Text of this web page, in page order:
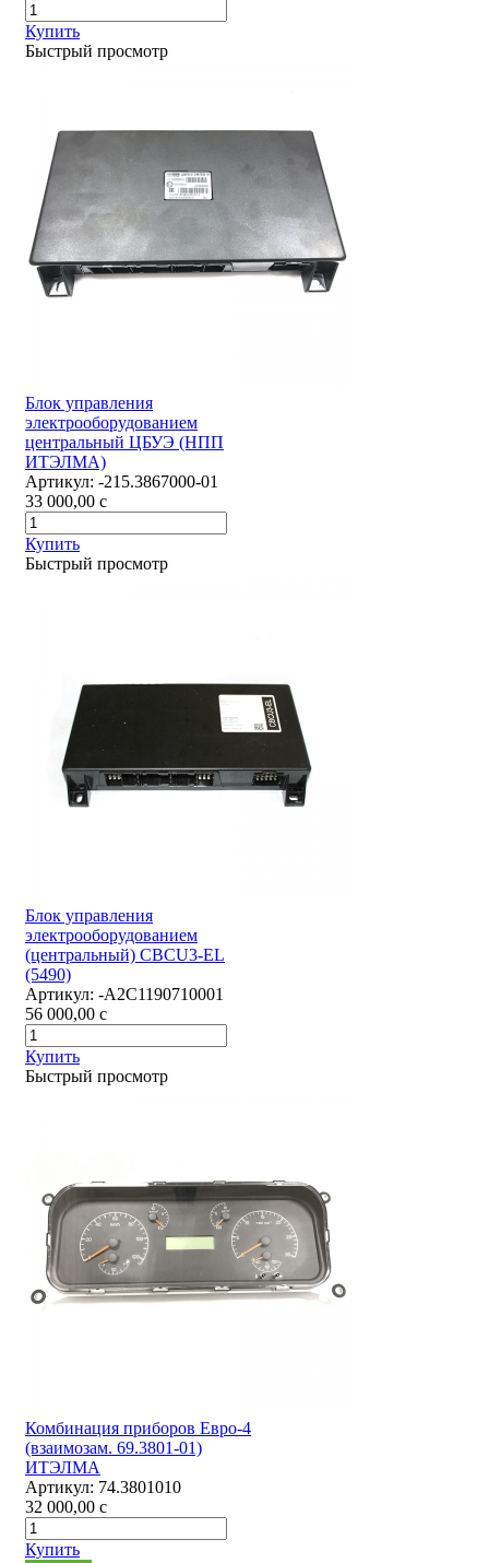
Купить
Быстрый просмотр
Блок управления
электрооборудованием
центральный ЦБУЭ (НПП
ИТЭЛМА)
Артикул: -215.3867000-01
33 000,00 c
Купить
Быстрый просмотр
Блок управления
электрооборудованием
(центральный) CBCU3-EL
(5490)
Артикул: -А2С1190710001
56 000,00 c
Купить
Быстрый просмотр
Комбинация приборов Евро-4
(взаимозам. 69.3801-01)
ИТЭЛМА
Артикул: 74.3801010
32 000,00 c
Купить